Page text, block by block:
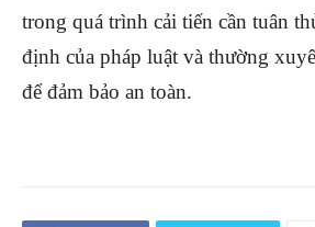
trong quá trình cải tiến cần tuân
định của pháp luật và thường
để đảm bảo an toàn.